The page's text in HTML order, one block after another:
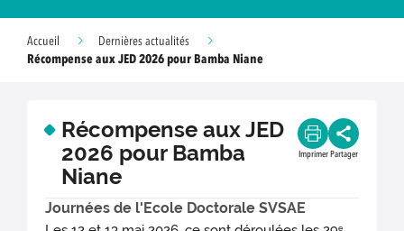
Accueil
Dernières actualités
Récompense aux JED 2026 pour Bamba Niane
Récompense aux JED
2026 pour Bamba
Niane
Imprimer Partager
Journées de l'Ecole Doctorale SVSAE
e